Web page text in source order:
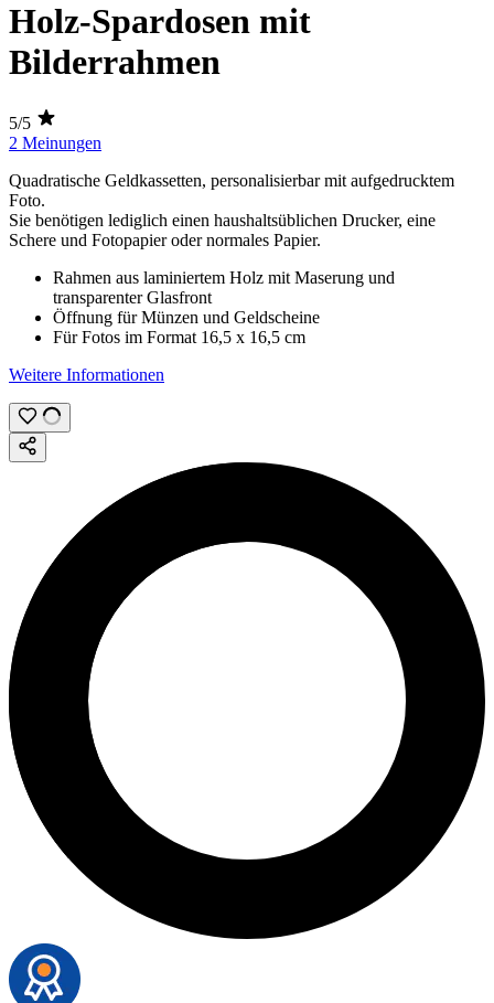
Holz-Spardosen mit
Bilderrahmen
5/5
2 Meinungen
Quadratische Geldkassetten, personalisierbar mit aufgedrucktem
Foto.
Sie benötigen lediglich einen haushaltsüblichen Drucker, eine
Schere und Fotopapier oder normales Papier.
Rahmen aus laminiertem Holz mit Maserung und
transparenter Glasfront
Öffnung für Münzen und Geldscheine
Für Fotos im Format 16,5 x 16,5 cm
Weitere Informationen